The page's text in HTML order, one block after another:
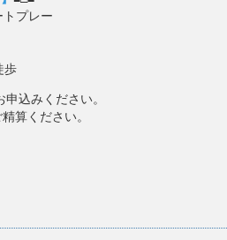
プレー
歩
込みください。
算ください。